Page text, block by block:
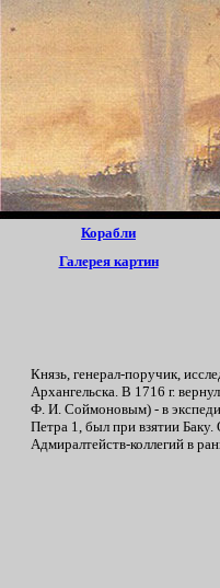
Корабли
Галерея картин
Князь, генерал-поручик,
Архангельска. В 1716 г.
Ф. И. Соймоновым) - в
Петра 1, был при взятии Баку.
Адмиралтейств-коллегий в